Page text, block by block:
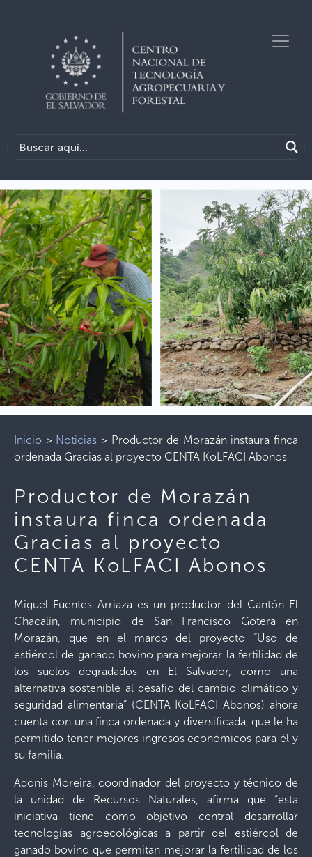
Inicio > Noticias > Productor de Morazán instaura finca
ordenada Gracias al proyecto CENTA KoLFACI Abonos
Productor de Morazán
instaura finca ordenada
Gracias al proyecto
CENTA KoLFACI Abonos
Miguel Fuentes Arriaza es un productor del Cantón El
Chacalín, municipio de San Francisco Gotera en
Morazán, que en el marco del proyecto “Uso de
estiércol de ganado bovino para mejorar la fertilidad de
los suelos degradados en El Salvador, como una
alternativa sostenible al desafío del cambio climático y
seguridad alimentaria” (CENTA KoLFACI Abonos) ahora
cuenta con una finca ordenada y diversificada, que le ha
permitido tener mejores ingresos económicos para él y
su familia.
Adonis Moreira, coordinador del proyecto y técnico de
la unidad de Recursos Naturales, afirma que “esta
iniciativa tiene como objetivo central desarrollar
tecnologías agroecológicas a partir del estiércol de
ganado bovino que permitan mejorar la fertilidad de los